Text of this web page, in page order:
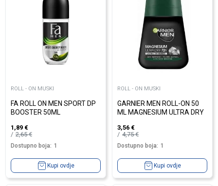
ROLL - ON MUSKI
FA ROLL ON MEN SPORT DP
BOOSTER 50ML
1,89 €
2,65€
Dostupno boja: 1
Kupi ovdje
ROLL - ON MUSKI
GARNIER MEN ROLL-ON 50
ML MAGNESIUM ULTRA DRY
3,56 €
4,75€
Dostupno boja: 1
Kupi ovdje